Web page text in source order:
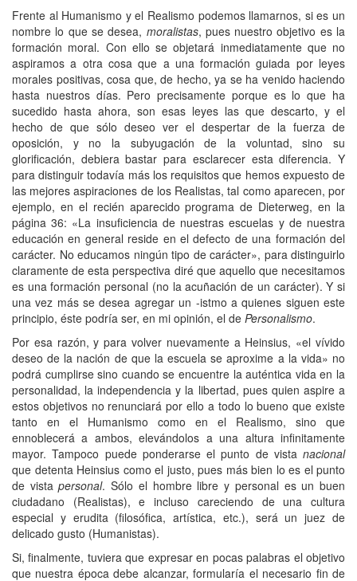
Frente al Humanismo y el Realismo podemos llamarnos, si es un
nombre lo que se desea, moralistas, pues nuestro objetivo es la
formación moral. Con ello se objetará inmediatamente que no
aspiramos a otra cosa que a una formación guiada por leyes
morales positivas, cosa que, de hecho, ya se ha venido haciendo
hasta nuestros días. Pero precisamente porque es lo que ha
sucedido hasta ahora, son esas leyes las que descarto, y el
hecho de que sólo deseo ver el despertar de la fuerza de
oposición, y no la subyugación de la voluntad, sino su
glorificación, debiera bastar para esclarecer esta diferencia. Y
para distinguir todavía más los requisitos que hemos expuesto de
las mejores aspiraciones de los Realistas, tal como aparecen, por
ejemplo, en el recién aparecido programa de Dieterweg, en la
página 36: «La insuficiencia de nuestras escuelas y de nuestra
educación en general reside en el defecto de una formación del
carácter. No educamos ningún tipo de carácter», para distinguirlo
claramente de esta perspectiva diré que aquello que necesitamos
es una formación personal (no la acuñación de un carácter). Y si
una vez más se desea agregar un -istmo a quienes siguen este
principio, éste podría ser, en mi opinión, el de Personalismo.
Por esa razón, y para volver nuevamente a Heinsius, «el vívido
deseo de la nación de que la escuela se aproxime a la vida» no
podrá cumplirse sino cuando se encuentre la auténtica vida en la
personalidad, la independencia y la libertad, pues quien aspire a
estos objetivos no renunciará por ello a todo lo bueno que existe
tanto en el Humanismo como en el Realismo, sino que
ennoblecerá a ambos, elevándolos a una altura infinitamente
mayor. Tampoco puede ponderarse el punto de vista nacional
que detenta Heinsius como el justo, pues más bien lo es el punto
de vistapersonal. Sólo el hombre libre y personal es un buen
ciudadano (Realistas), e incluso careciendo de una cultura
especial y erudita (filosófica, artística, etc.), será un juez de
delicado gusto (Humanistas).
Si, finalmente, tuviera que expresar en pocas palabras el objetivo
que nuestra época debe alcanzar, formularía el necesario fin de